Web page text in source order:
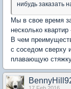
нибудь заказать
Мы в свое время
несколько
В чем
с соседом сверху
плавающую